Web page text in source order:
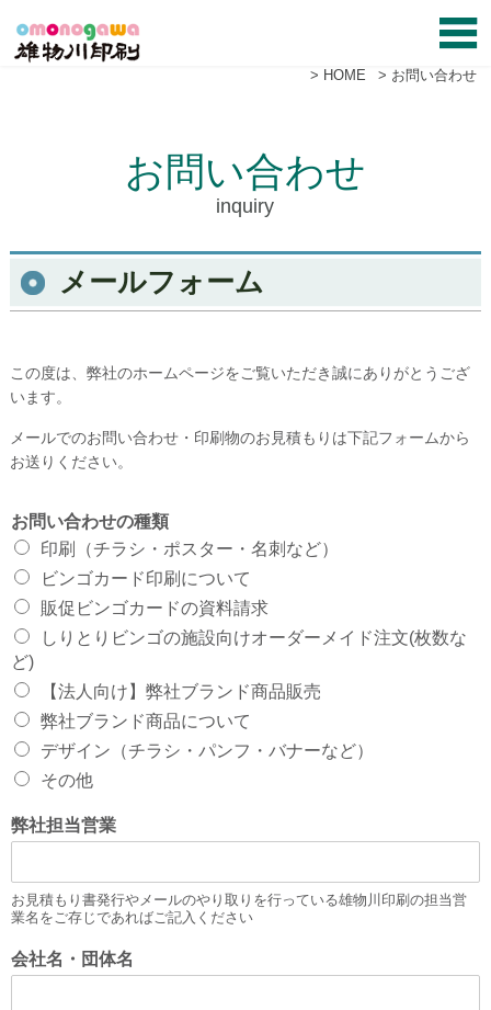
HOME お問い合わせ
お問い合わせ
inquiry
メールフォーム
この度は、弊社のホームページをご覧いただき誠にありがとうござ
います。
メールでのお問い合わせ・印刷物のお見積もりは下記フォームから
お送りください。
お問い合わせの種類
印刷（チラシ・ポスター・名刺など）
ビンゴカード印刷について
販促ビンゴカードの資料請求
しりとりビンゴの施設向けオーダーメイド注文(枚数な
ど)
【法人向け】弊社ブランド商品販売
弊社ブランド商品について
デザイン（チラシ・パンフ・バナーなど）
その他
弊社担当営業
お見積もり書発行やメールのやり取りを行っている雄物川印刷の担当営
業名をご存じであればご記入ください
会社名・団体名